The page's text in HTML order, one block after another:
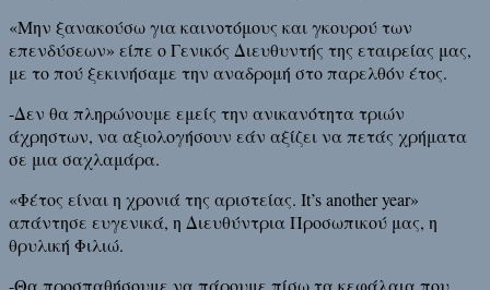
«Μην ξανακούσω για καινοτόμους και γκουρού των
επενδύσεων» είπε ο Γενικός Διευθυντής της εταιρείας μας,
με το πού ξεκινήσαμε την αναδρομή στο παρελθόν έτος.
-Δεν θα πληρώνουμε εμείς την ανικανότητα τριών
άχρηστων, να αξιολογήσουν εάν αξίζει να πετάς χρήματα
σε μια σαχλαμάρα.
«Φέτος είναι η χρονιά της αριστείας. It’s another year»
απάντησε ευγενικά, η Διευθύντρια Προσωπικού μας, η
θρυλική Φιλιώ.